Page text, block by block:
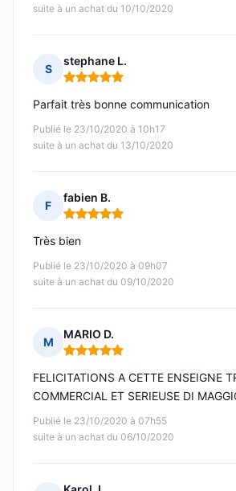
suite à un achat du 10/10/2020
S
stephane L.
Note : 5 sur 5
Publié le 23/10/2020 à 10h17
suite à un achat du 13/10/2020
Parfait très bonne communication
F
fabien B.
Note : 5 sur 5
Publié le 23/10/2020 à 09h07
suite à un achat du 09/10/2020
Très bien
M
MARIO D.
Note : 5 sur 5
Publié le 23/10/2020 à 07h55
suite à un achat du 06/10/2020
FELICITATIONS A CETTE ENSEIGNE
COMMERCIAL ET SERIEUSE DI